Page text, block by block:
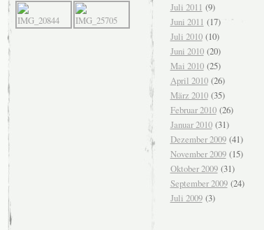
Juli 2011 (9)
Juni 2011 (17)
Juli 2010(10)
Juni 2010(20)
Mai 2010(25)
April 2010(26)
März 2010(35)
Februar 2010(26)
Januar 2010(31)
Dezember 2009(41)
November 2009(15)
Oktober 2009(31)
September 2009(24)
Juli 2009(3)